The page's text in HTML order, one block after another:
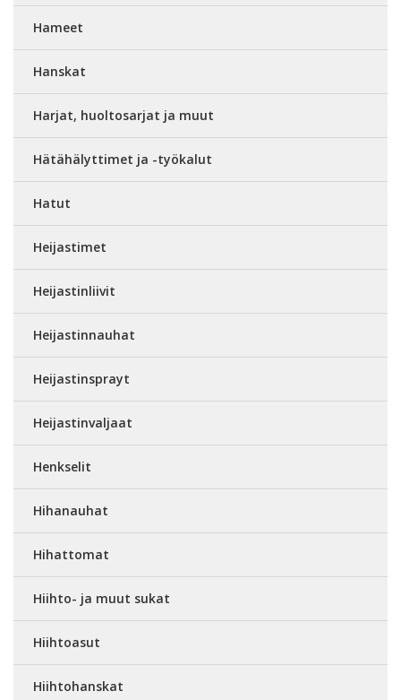
Hameet
Hanskat
Harjat, huoltosarjat ja muut
Hätähälyttimet ja -työkalut
Hatut
Heijastimet
Heijastinliivit
Heijastinnauhat
Heijastinsprayt
Heijastinvaljaat
Henkselit
Hihanauhat
Hihattomat
Hiihto- ja muut sukat
Hiihtoasut
Hiihtohanskat